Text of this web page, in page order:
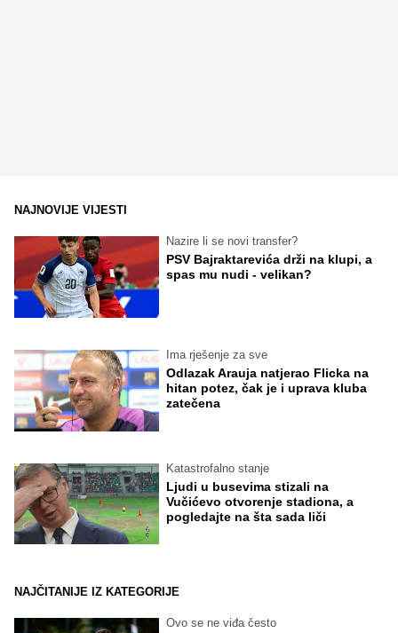
NAJNOVIJE VIJESTI
Nazire li se novi transfer?
PSV Bajraktarevića drži na klupi, a
spas mu nudi - velikan?
Ima rješenje za sve
Odlazak Arauja natjerao Flicka na
hitan potez, čak je i uprava kluba
zatečena
Katastrofalno stanje
Ljudi u busevima stizali na
Vučićevo otvorenje stadiona, a
pogledajte na šta sada liči
NAJČITANIJE IZ KATEGORIJE
Ovo se ne viđa često